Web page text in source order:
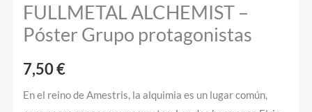
FULLMETAL ALCHEMIST –
Póster Grupo protagonistas
7,50€
En el reino de Amestris, la alquimia es un lugar común,